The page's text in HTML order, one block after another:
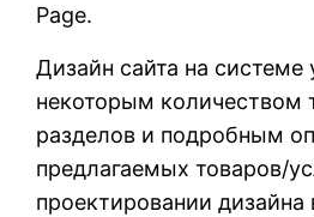
Page.
Дизайн сайта на системе
некоторым количеством
разделов и подробным
предлагаемых товаров/
проектировании